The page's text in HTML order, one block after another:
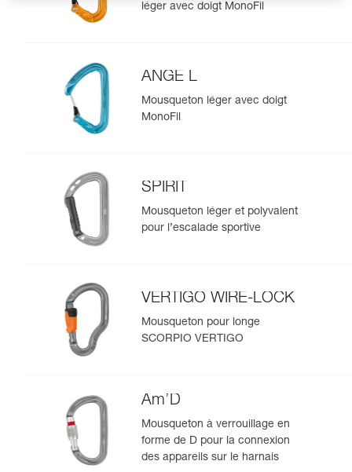
léger avec doigt MonoFil
ANGE L
Mousqueton léger avec doigt
MonoFil
SPIRIT
Mousqueton léger et polyvalent
pour l’escalade sportive
VERTIGO WIRE-LOCK
Mousqueton pour longe
SCORPIO VERTIGO
Am’D
Mousqueton à verrouillage en
forme de D pour la connexion
des appareils sur le harnais